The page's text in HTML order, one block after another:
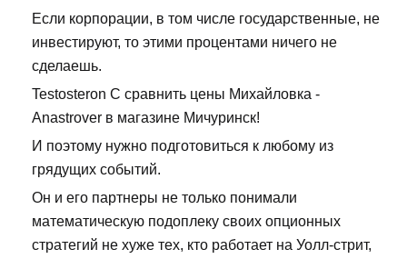
Если корпорации, в том числе государственные, не
инвестируют, то этими процентами ничего не
сделаешь.
Testosteron C сравнить цены Михайловка -
Anastrover в магазине Мичуринск!
И поэтому нужно подготовиться к любому из
грядущих событий.
Он и его партнеры не только понимали
математическую подоплеку своих опционных
стратегий не хуже тех, кто работает на Уолл-стрит,